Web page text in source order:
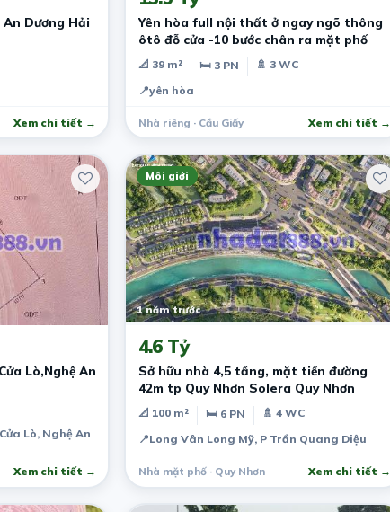
Dương Hải
Xem chi tiết →
Yên hòa full nội thất ở ngay ngõ thông
ôtô đỗ cửa -10 bước chân ra mặt phố
📐 39 m² 🛏 3 PN
🚿 3 WC
📍yên hòa
Nhà riêng · Cầu Giấy Xem chi tiết →
Lò,Nghệ An
Lò, Nghệ An
Xem chi tiết →
Môi giới
1 năm trước
4.6 Tỷ
Sở hữu nhà 4,5 tầng, mặt tiền đường
42m tp Quy Nhơn Solera Quy Nhơn
📐 100 m² 🛏 6 PN
🚿 4 WC
📍Long Vân Long Mỹ, P Trần Quang Diệu
Nhà mặt phố · Quy Nhơn Xem chi tiết →